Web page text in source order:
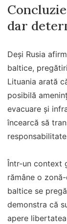
dar
Deși Rusia
baltice,
Lituania arată
posibilă
evacuare și
încearcă să
Într-un context
rămâne o
baltice se
demonstra că
apere